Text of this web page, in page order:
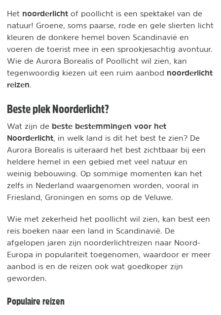
Het noorderlicht of poollicht is een spektakel van de
natuur! Groene, soms paarse, rode en gele slierten licht
kleuren de donkere hemel boven Scandinavië en
voeren de toerist mee in een sprookjesachtig avontuur.
Wie de Aurora Borealis of Poollicht wil zien, kan
tegenwoordig kiezen uit een ruim aanbod noorderlicht
reizen
Beste plek Noorderlicht?
Wat zijn de beste bestemmingen voor het
Noorderlicht , in welk land is dit het best te zien? De
Aurora Borealis is uiteraard het best zichtbaar bij een
heldere hemel in een gebied met veel natuur en
weinig bebouwing. Op sommige momenten kan het
zelfs in Nederland waargenomen worden, vooral in
Friesland, Groningen en soms op de Veluwe.
Wie met zekerheid het poollicht wil zien, kan best een
reis boeken naar een land in Scandinavië. De
afgelopen jaren zijn noorderlichtreizen naar Noord-
Europa in populariteit toegenomen, waardoor er meer
aanbod is en de reizen ook wat goedkoper zijn
geworden.
Populaire reizen